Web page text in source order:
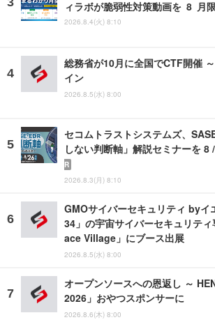
ィラボが脆弱性対策動画を 8 月
2026.8.4(火) 8:10
総務省が10月に全国でCTF開催
イン
2026.8.5(水) 8:00
セコムトラストシステムズ、
しない判断軸」解説セミナーを
R
2026.8.3(月) 8:10
GMOサイバーセキュリティ byイ
34」の宇宙サイバーセキュリテ
ace Village」にブース出展
2026.8.5(水) 8:00
オープンソースへの恩返し ～
2026」おやつスポンサーに
2026.8.6(木) 8:00